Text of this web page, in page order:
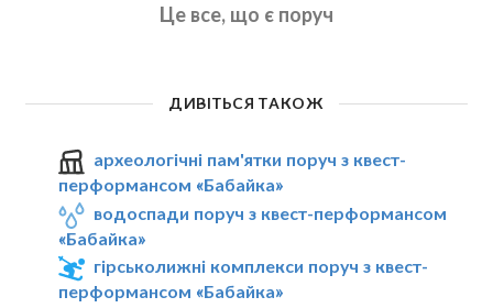
Це все, що є поруч
ДИВІТЬСЯ ТАКОЖ
археологічні пам'ятки поруч з квест-
перформансом «Бабайка»
водоспади поруч з квест-перформансом
«Бабайка»
гірськолижні комплекси поруч з квест-
перформансом «Бабайка»